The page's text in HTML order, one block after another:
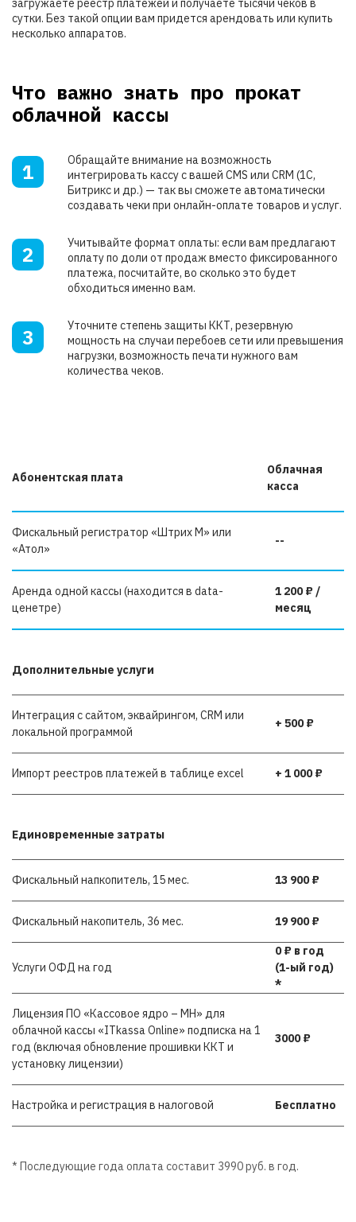
загружаете реестр платежей и получаете тысячи чеков в
сутки. Без такой опции вам придется арендовать или купить
несколько аппаратов.
Что важно знать про прокат
облачной кассы
1
Обращайте внимание на возможность
интегрировать кассу с вашей CMS или CRM (1C,
Битрикс и др.) — так вы сможете автоматически
создавать чеки при онлайн-оплате товаров и услуг.
2
Учитывайте формат оплаты: если вам предлагают
оплату по доли от продаж вместо фиксированного
платежа, посчитайте, во сколько это будет
обходиться именно вам.
3
Уточните степень защиты ККТ, резервную
мощность на случаи перебоев сети или превышения
нагрузки, возможность печати нужного вам
количества чеков.
Абонентская плата
Облачная
касса
Фискальный регистратор «Штрих М» или
«Атол»
--
Аренда одной кассы (находится в data-
ценетре)
1 200 ₽ /
месяц
Дополнительные услуги
Интеграция с сайтом, эквайрингом, CRM или
локальной программой
+ 500 ₽
Импорт реестров платежей в таблице excel + 1 000 ₽
Единовременные затраты
Фискальный напкопитель, 15 мес. 13 900 ₽
Фискальный накопитель, 36 мес. 19 900 ₽
Услуги ОФД на год
0 ₽ в год
(1-ый год)
*
Лицензия ПО «Кассовое ядро – МН» для
облачной кассы «ITkassa Online» подписка на 1
год (включая обновление прошивки ККТ и
установку лицензии)
3000 ₽
Настройка и регистрация в налоговой Бесплатно
* Последующие года оплата составит 3990 руб. в год.